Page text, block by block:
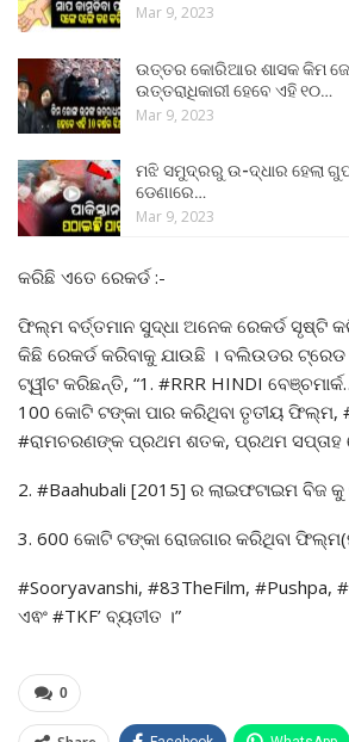
Mar 9, 2023
ଉତ୍ତର କୋରିଆର ଶାସକ କିମ
ଉତ୍ତରାଧିକାରୀ ହେବେ ଏହି ୧୦…
Mar 9, 2023
ମଝି ସମୁଦ୍ରରୁ ଉ-ଦ୍ଧାର ହେଲା
ଡେଣାରେ…
Mar 9, 2023
କରିଛି ଏତେ ରେକର୍ଡ :-
ଫିଲ୍ମ ବର୍ତ୍ତମାନ ସୁଦ୍ଧା ଅନେକ ରେକର୍ଡ ସୃଷ୍ଟି
କିଛି ରେକର୍ଡ କରିବାକୁ ଯାଉଛି । ବଲିଉଡର
ଟ୍ୱୀଟ କରିଛନ୍ତି, “1. #RRR HINDI
100 କୋଟି ଟଙ୍କା ପାର କରିଥିବା ତୃତୀୟ ଫିଲ୍ମ,
#ରାମଚରଣଙ୍କ ପ୍ରଥମ ଶତକ, ପ୍ରଥମ ସପ୍ତାହ
2. #Baahubali [2015] ର ଲାଇଫଟାଇମ ବିଜ
3. 600 କୋଟି ଟଙ୍କା ରୋଜଗାର କରିଥିବା
#Sooryavanshi, #83TheFilm, #Pushpa,
ଏଵଂ #TKF’ ବ୍ୟତୀତ ।”
0